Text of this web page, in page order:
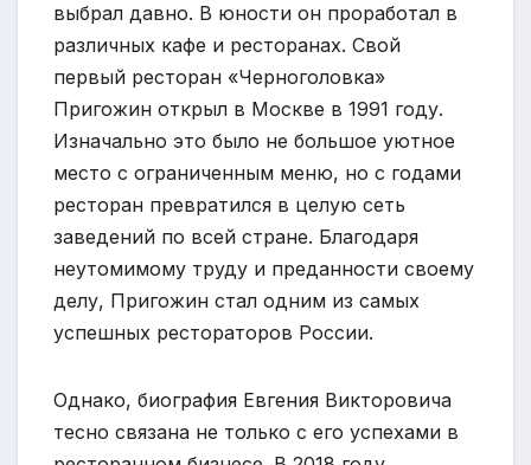
выбрал давно. В юности он проработал в
различных кафе и ресторанах. Свой
первый ресторан «Черноголовка»
Пригожин открыл в Москве в 1991 году.
Изначально это было не большое уютное
место с ограниченным меню, но с годами
ресторан превратился в целую сеть
заведений по всей стране. Благодаря
неутомимому труду и преданности своему
делу, Пригожин стал одним из самых
успешных рестораторов России.
Однако, биография Евгения Викторовича
тесно связана не только с его успехами в